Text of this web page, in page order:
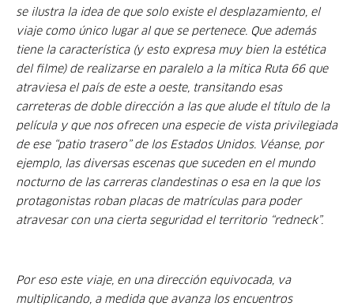
se ilustra la idea de que solo existe el desplazamiento, el
viaje como único lugar al que se pertenece. Que además
tiene la característica (y esto expresa muy bien la estética
del filme) de realizarse en paralelo a la mítica Ruta 66 que
atraviesa el país de este a oeste, transitando esas
carreteras de doble dirección a las que alude el título de la
película y que nos ofrecen una especie de vista privilegiada
de ese “patio trasero” de los Estados Unidos. Véanse, por
ejemplo, las diversas escenas que suceden en el mundo
nocturno de las carreras clandestinas o esa en la que los
protagonistas roban placas de matrículas para poder
atravesar con una cierta seguridad el territorio “redneck”.
Por eso este viaje, en una dirección equivocada, va
multiplicando, a medida que avanza los encuentros